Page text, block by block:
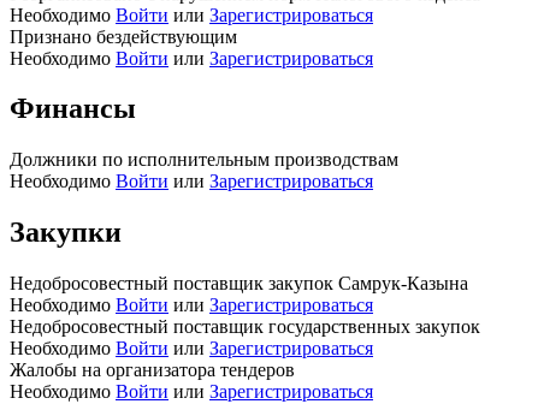
Необходимо Войти или Зарегистрироваться
Признано бездействующим
Необходимо Войти или Зарегистрироваться
Финансы
Должники по исполнительным производствам
Необходимо Войти или Зарегистрироваться
Закупки
Недобросовестный поставщик закупок Самрук-Казына
Необходимо Войти или Зарегистрироваться
Недобросовестный поставщик государственных закупок
Необходимо Войти или Зарегистрироваться
Жалобы на организатора тендеров
Необходимо Войти или Зарегистрироваться